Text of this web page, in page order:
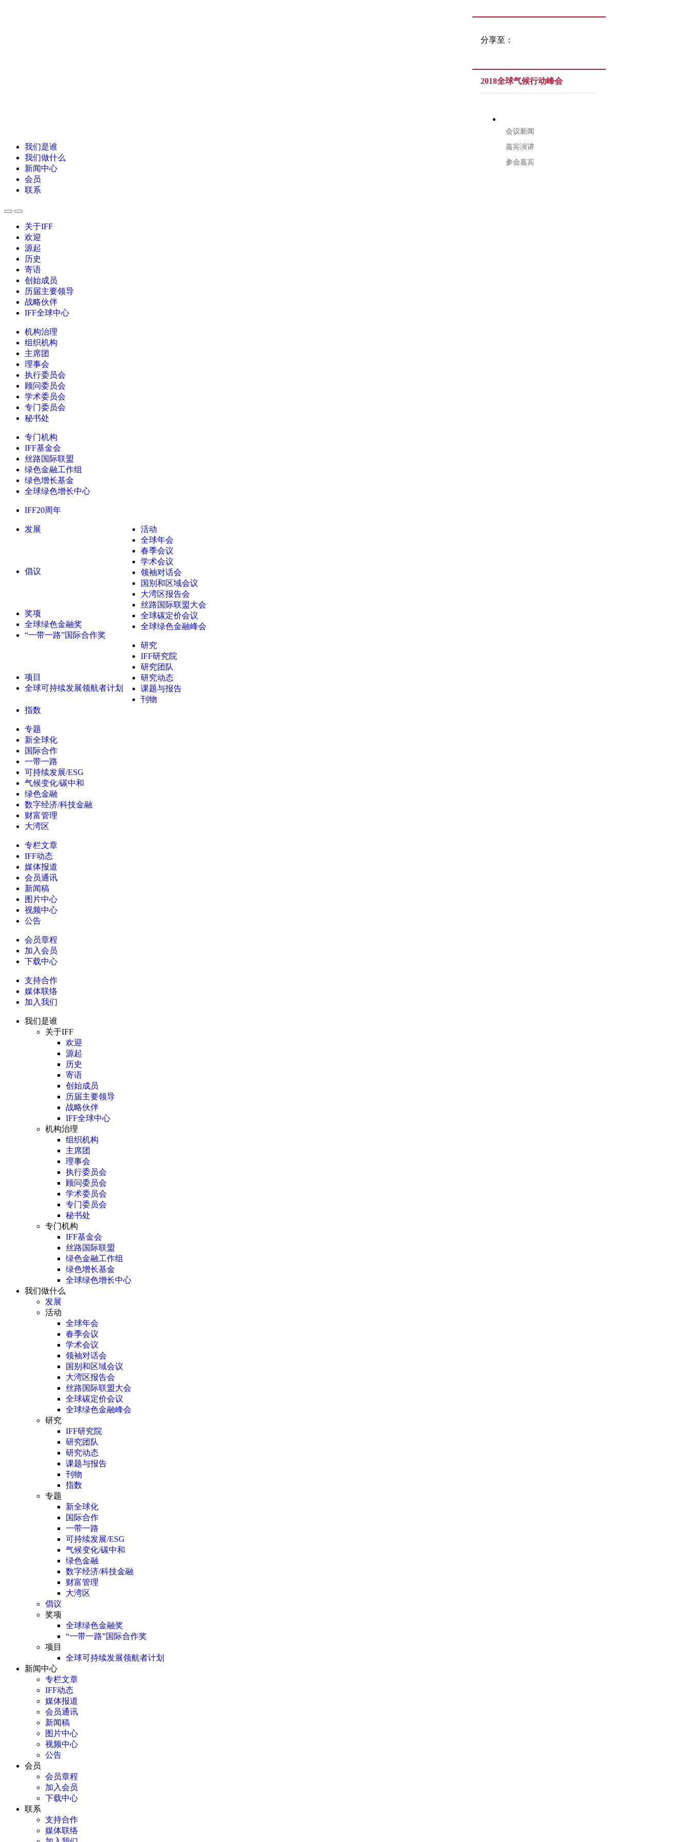
我们是谁
我们做什么
新闻中心
会员
联系
关于IFF
欢迎
源起
历史
寄语
创始成员
历届主要领导
战略伙伴
IFF全球中心
机构治理
组织机构
主席团
理事会
执行委员会
顾问委员会
学术委员会
专门委员会
秘书处
专门机构
IFF基金会
丝路国际联盟
绿色金融工作组
绿色增长基金
全球绿色增长中心
IFF20周年
发展
倡议
奖项
全球绿色金融奖
“一带一路”国际合作奖
项目
全球可持续发展领航者计划
活动
全球年会
春季会议
学术会议
领袖对话会
国别和区域会议
大湾区报告会
丝路国际联盟大会
全球碳定价会议
全球绿色金融峰会
研究
IFF研究院
研究团队
研究动态
课题与报告
刊物
指数
专题
新全球化
国际合作
一带一路
可持续发展/ESG
气候变化/碳中和
绿色金融
数字经济/科技金融
财富管理
大湾区
专栏文章
IFF动态
媒体报道
会员通讯
新闻稿
图片中心
视频中心
公告
会员章程
加入会员
下载中心
支持合作
媒体联络
加入我们
我们是谁
关于IFF
欢迎
源起
历史
寄语
创始成员
历届主要领导
战略伙伴
IFF全球中心
机构治理
组织机构
主席团
理事会
执行委员会
顾问委员会
学术委员会
专门委员会
秘书处
专门机构
IFF基金会
丝路国际联盟
绿色金融工作组
绿色增长基金
全球绿色增长中心
我们做什么
发展
活动
全球年会
春季会议
学术会议
领袖对话会
国别和区域会议
大湾区报告会
丝路国际联盟大会
全球碳定价会议
全球绿色金融峰会
研究
IFF研究院
研究团队
研究动态
课题与报告
刊物
指数
专题
新全球化
国际合作
一带一路
可持续发展/ESG
气候变化/碳中和
绿色金融
数字经济/科技金融
财富管理
大湾区
倡议
奖项
全球绿色金融奖
“一带一路”国际合作奖
项目
全球可持续发展领航者计划
新闻中心
专栏文章
IFF动态
媒体报道
会员通讯
新闻稿
图片中心
视频中心
公告
会员
会员章程
加入会员
下载中心
联系
支持合作
媒体联络
分享至：
2018全球气候行动峰会
会议新闻
嘉宾演讲
参会嘉宾